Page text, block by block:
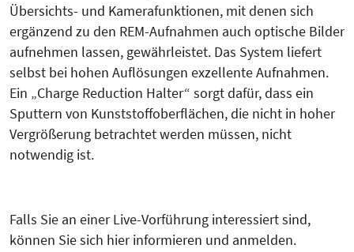
Über­sichts- und Kamera­funktionen, mit denen sich
ergänzend zu den REM-Aufnahmen auch optische Bilder
aufnehmen lassen, gewährleistet. Das System liefert
selbst bei hohen Auflösungen exzellente Aufnahmen.
Ein „Charge Reduction Halter“ sorgt dafür, dass ein
Sputtern von Kunststoffoberflächen, die nicht in hoher
Vergrößerung betrachtet werden müssen, nicht
notwendig ist.
Falls Sie an einer Live-Vorführung interessiert sind,
können Sie sich hier informieren und anmelden.